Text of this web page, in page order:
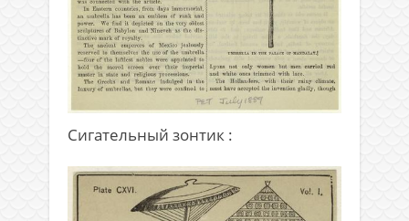
Сигательный зонтик :